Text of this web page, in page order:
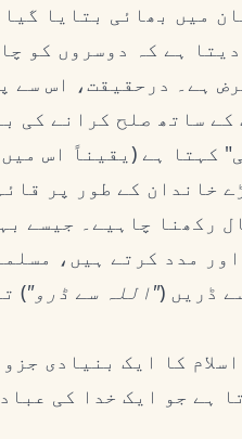
میں بھائی بتایا
ہے کہ دوسروں کو
کہتا ہے (یقیناً اس
خاندان کے طور پر
رکھنا چاہیے۔ جیسے
مدد کرتے ہیں،
ڈریں ("اللہ سے ڈرو")
کا ایک بنیادی
ہے جو ایک خدا کی